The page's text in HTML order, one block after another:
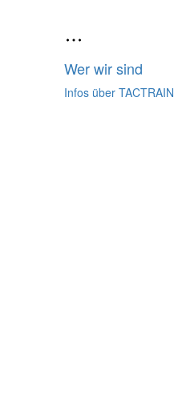
Wer wir sind
Infos über TACTRAIN